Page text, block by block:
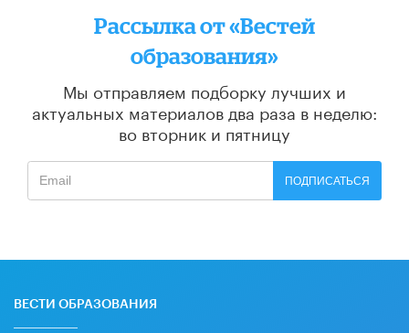
Рассылка от «Вестей
образования»
Мы отправляем подборку лучших и
актуальных материалов два раза в неделю:
во вторник и пятницу
ПОДПИСАТЬСЯ
ВЕСТИ ОБРАЗОВАНИЯ